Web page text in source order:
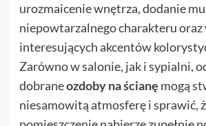
urozmaicenie wnętrza, dodanie mu
niepowtarzalnego charakteru
interesujących akcentów
Zarówno w salonie, jak i sypialni,
dobraneozdoby na ścianę mogą
niesamowitą atmosferę i sprawić,